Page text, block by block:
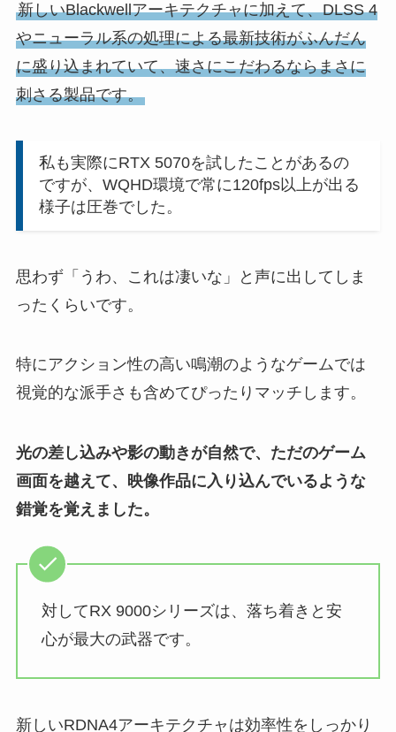
新しいBlackwellアーキテクチャに加えて、DLSS 4
やニューラル系の処理による最新技術がふんだん
に盛り込まれていて、速さにこだわるならまさに
刺さる製品です。
私も実際にRTX 5070を試したことがあるの
ですが、WQHD環境で常に120fps以上が出る
様子は圧巻でした。
思わず「うわ、これは凄いな」と声に出してしま
ったくらいです。
特にアクション性の高い鳴潮のようなゲームでは
視覚的な派手さも含めてぴったりマッチします。
光の差し込みや影の動きが自然で、ただのゲーム
画面を越えて、映像作品に入り込んでいるような
錯覚を覚えました。
対してRX 9000シリーズは、落ち着きと安
心が最大の武器です。
新しいRDNA4アーキテクチャは効率性をしっかり